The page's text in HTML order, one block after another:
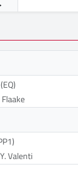
(EQ)
Valenti